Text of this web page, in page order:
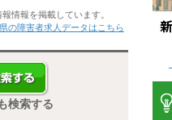
情報を掲載しています。
の障害者求人データはこちら
検索する